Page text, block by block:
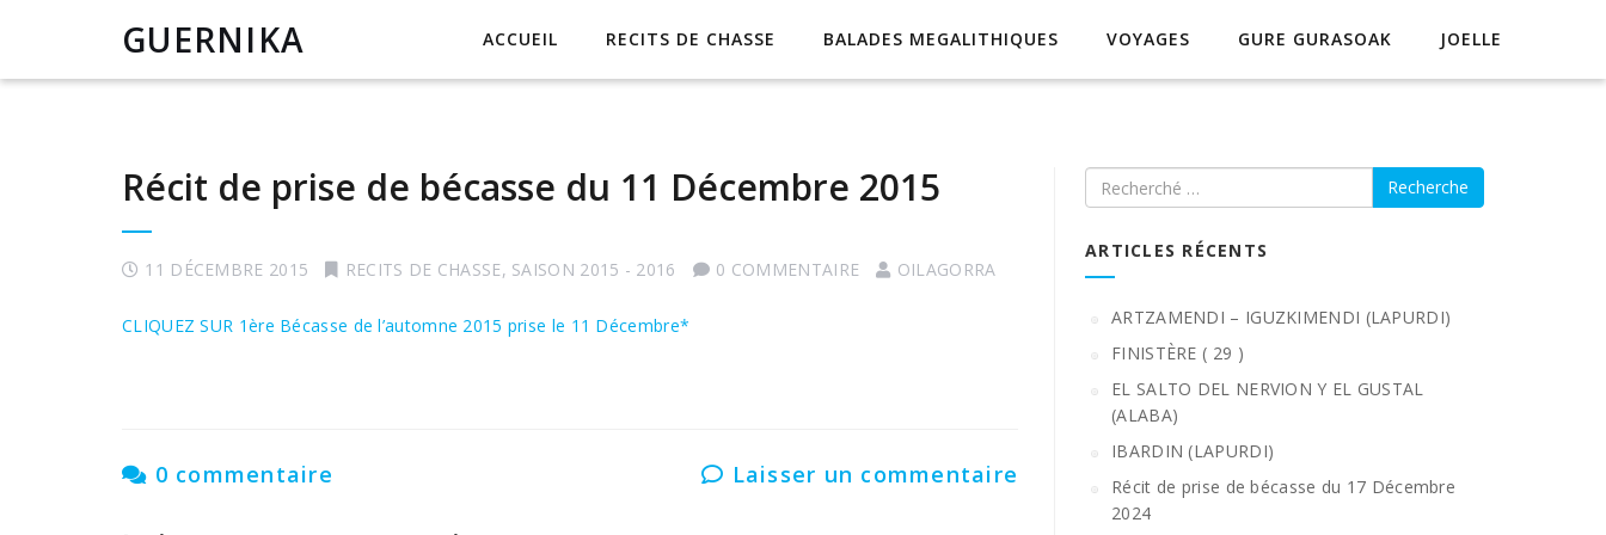
GUERNIKA ACCUEIL RECITS DE CHASSE BALADES MEGALITHIQUES VOYAGES GURE GURASOAK JOELLE
Récit de prise de bécasse du 11 Décembre 2015
11 DÉCEMBRE 2015 RECITS DE CHASSE, SAISON 2015 - 2016 0 COMMENTAIRE OILAGORRA
CLIQUEZ SUR 1ère Bécasse de l’automne 2015 prise le 11 Décembre*
0 commentaire Laisser un commentaire
Recherche
ARTICLES RÉCENTS
ARTZAMENDI – IGUZKIMENDI (LAPURDI)
FINISTÈRE ( 29 )
EL SALTO DEL NERVION Y EL GUSTAL
(ALABA)
IBARDIN (LAPURDI)
Récit de prise de bécasse du 17 Décembre
2024